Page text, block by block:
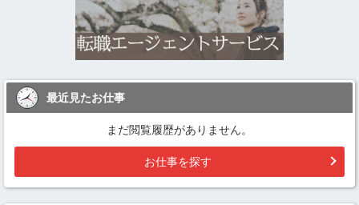
最近見たお仕事
まだ閲覧履歴がありません。
お仕事を探す